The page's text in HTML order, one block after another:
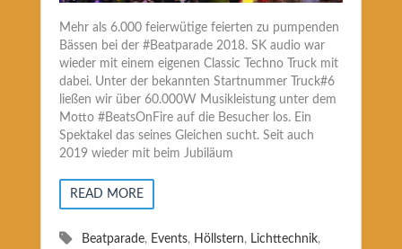
Mehr als 6.000 feierwütige feierten zu pumpenden
Bässen bei der #Beatparade 2018. SK audio war
wieder mit einem eigenen Classic Techno Truck mit
dabei. Unter der bekannten Startnummer Truck#6
ließen wir über 60.000W Musikleistung unter dem
Motto #BeatsOnFire auf die Besucher los. Ein
Spektakel das seines Gleichen sucht. Seit auch
2019 wieder mit beim Jubiläum
READ MORE
Beatparade, Events, Höllstern, Lichttechnik,